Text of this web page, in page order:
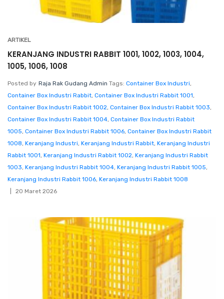
ARTIKEL
KERANJANG INDUSTRI RABBIT 1001, 1002, 1003, 1004,
1005, 1006, 1008
Posted by Raja Rak Gudang Admin Tags: Container Box Industri,
Container Box Industri Rabbit, Container Box Industri Rabbit 1001,
Container Box Industri Rabbit 1002, Container Box Industri Rabbit 1003,
Container Box Industri Rabbit 1004, Container Box Industri Rabbit
1005, Container Box Industri Rabbit 1006, Container Box Industri Rabbit
1008, Keranjang Industri, Keranjang Industri Rabbit, Keranjang Industri
Rabbit 1001, Keranjang Industri Rabbit 1002, Keranjang Industri Rabbit
1003, Keranjang Industri Rabbit 1004, Keranjang Industri Rabbit 1005,
Keranjang Industri Rabbit 1006, Keranjang Industri Rabbit 1008
20 Maret 2026